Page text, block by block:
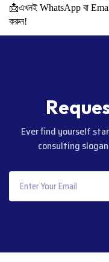
📩এখনই WhatsApp বা
করুন!
Reque
Ever find yourself
consulting